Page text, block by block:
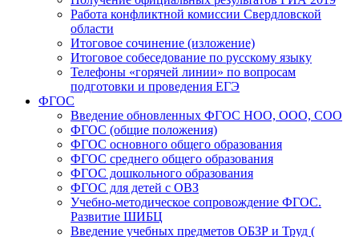
Работа конфликтной комиссии Свердловской
области
Итоговое сочинение (изложение)
Итоговое собеседование по русскому языку
Телефоны «горячей линии» по вопросам
подготовки и проведения ЕГЭ
ФГОС
Введение обновленных ФГОС НОО, ООО, СОО
ФГОС (общие положения)
ФГОС основного общего образования
ФГОС среднего общего образования
ФГОС дошкольного образования
ФГОС для детей с ОВЗ
Учебно-методическое сопровождение ФГОС.
Развитие ШИБЦ
Введение учебных предметов ОБЗР и Труд (